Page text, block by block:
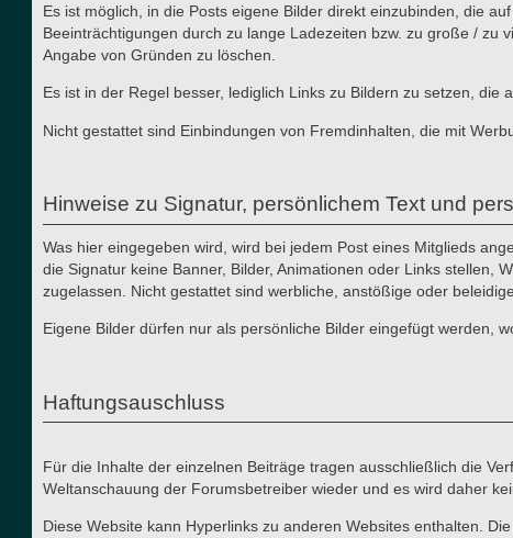
Es ist möglich, in die Posts eigene Bilder direkt einzubinden, die
Beeinträchtigungen durch zu lange Ladezeiten bzw. zu große / zu
Angabe von Gründen zu löschen.
Es ist in der Regel besser, lediglich Links zu Bildern zu setzen,
Nicht gestattet sind Einbindungen von Fremdinhalten, die mit
Hinweise zu Signatur, persönlichem Text und
Was hier eingegeben wird, wird bei jedem Post eines Mitglieds
die Signatur keine Banner, Bilder, Animationen oder Links stellen,
zugelassen. Nicht gestattet sind werbliche, anstößige oder
Eigene Bilder dürfen nur als persönliche Bilder eingefügt werden,
Haftungsauschluss
Für die Inhalte der einzelnen Beiträge tragen ausschließlich die
Weltanschauung der Forumsbetreiber wieder und es wird daher
Diese Website kann Hyperlinks zu anderen Websites enthalten.